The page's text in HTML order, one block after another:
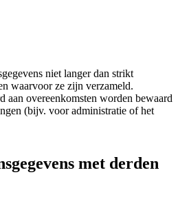
niet langer dan strikt
waarvoor ze zijn verzameld.
aan overeenkomsten worden bewaard
(bijv. voor administratie of het
met derden